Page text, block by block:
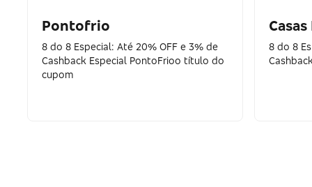
Pontofrio
8 do 8 Especial: Até 20% OFF e 3% de
Cashback Especial PontoFrioo título do
cupom
8 do 8